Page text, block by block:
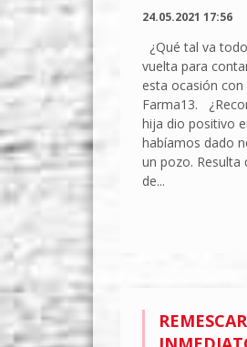
24.05.2021 17:56
¿Qué tal va
vuelta para
esta ocasión
Farma13.
hija dio positivo
habíamos dado
un pozo. Resulta
de...